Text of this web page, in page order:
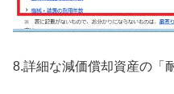
8.詳細な減価償却資産の「